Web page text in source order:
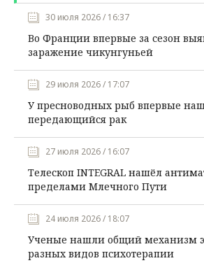
30 июля 2026 / 16:37
Во Франции впервые за сезон
заражение чикунгуньей
29 июля 2026 / 17:07
У пресноводных рыб впервые
передающийся рак
27 июля 2026 / 16:07
Телескоп INTEGRAL нашёл
пределами Млечного Пути
24 июля 2026 / 18:07
Ученые нашли общий механизм
разных видов психотерапии